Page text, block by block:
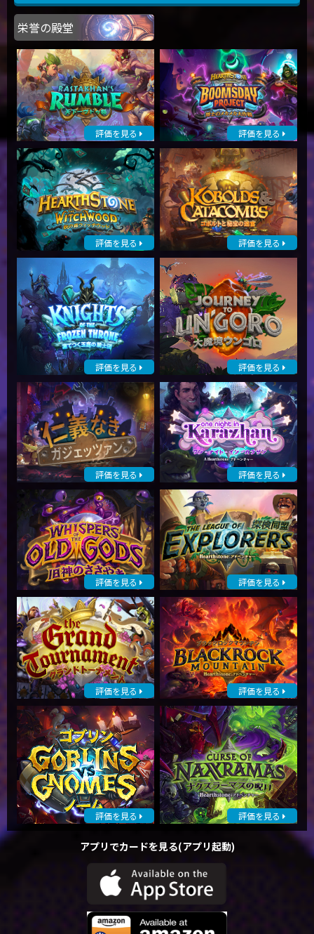
栄誉の殿堂
評価を見る 評価を見る
評価を見る 評価を見る
評価を見る 評価を見る
評価を見る 評価を見る
評価を見る 評価を見る
評価を見る 評価を見る
評価を見る 評価を見る
アプリでカードを見る(アプリ起動)